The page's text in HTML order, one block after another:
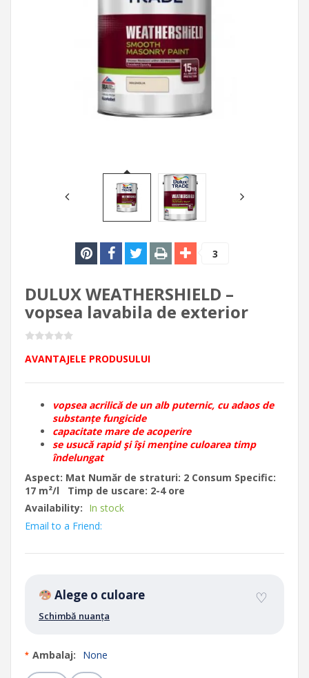
3
DULUX WEATHERSHIELD –
vopsea lavabila de exterior
AVANTAJELE PRODUSULUI
vopsea acrilică de un alb puternic, cu adaos de
substanțe fungicide
capacitate mare de acoperire
se usucă rapid şi îşi menţine culoarea timp
îndelungat
Aspect: Mat Număr de straturi: 2 Consum Specific:
17 m²/l
Timp de uscare: 2-4 ore
Availability: In stock
Email to a Friend:
♡
Alege o culoare
Schimbă nuanța
* Ambalaj: None